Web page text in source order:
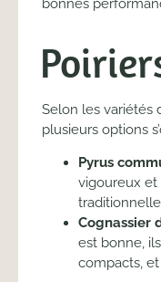
bonnes
Selon les variétés
plusieurs options
Pyrus
vigoureux et
Cognassier
est bonne,
compacts,